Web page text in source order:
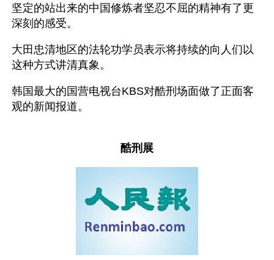
坚定的站出来的中国修炼者坚忍不屈的精神有了更
深刻的感受。
大田忠清地区的法轮功学员表示将持续的向人们以
这种方式讲清真象。
韩国最大的国营电视台KBS对酷刑场面做了正面客
观的新闻报道。
酷刑展